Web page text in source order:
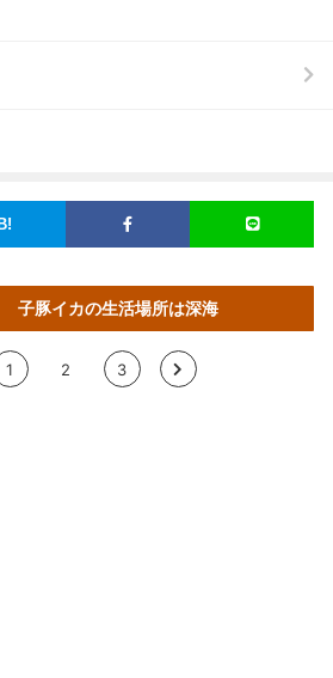
子豚イカの生活場所は深海
1 2 3 >